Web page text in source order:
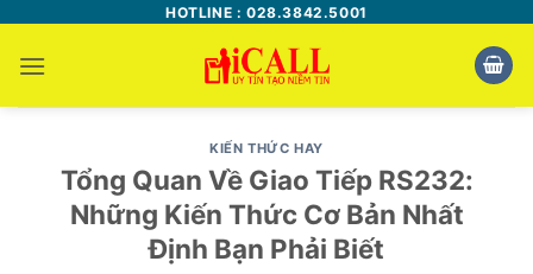
nội
dung
HOTLINE : 028.3842.5001
KIẾN THỨC HAY
Tổng Quan Về Giao Tiếp RS232:
Những Kiến Thức Cơ Bản Nhất
Định Bạn Phải Biết